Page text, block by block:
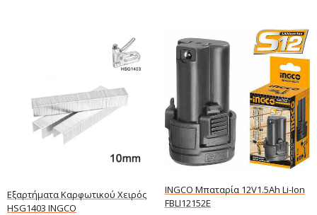
Εξαρτήματα Καρφωτικού Χειρός
HSG1403 INGCO
INGCO Μπαταρία 12V1.5Ah Li-Ion
FBLI12152E